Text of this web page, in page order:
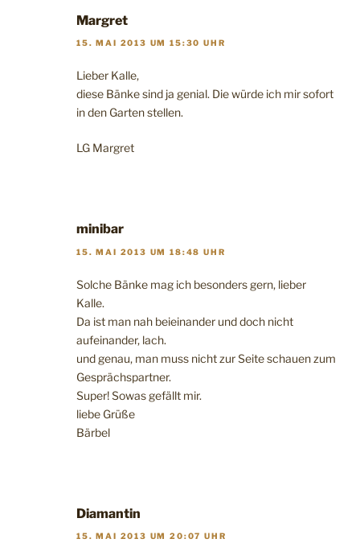
Margret
15. MAI 2013 UM 15:30 UHR
Lieber Kalle,
diese Bänke sind ja genial. Die würde ich mir sofort
in den Garten stellen.
LG Margret
minibar
15. MAI 2013 UM 18:48 UHR
Solche Bänke mag ich besonders gern, lieber
Kalle.
Da ist man nah beieinander und doch nicht
aufeinander, lach.
und genau, man muss nicht zur Seite schauen zum
Gesprächspartner.
Super! Sowas gefällt mir.
liebe Grüße
Bärbel
Diamantin
15. MAI 2013 UM 20:07 UHR